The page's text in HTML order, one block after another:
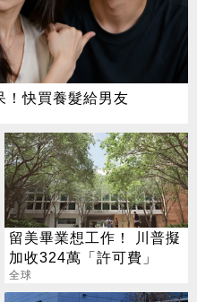
！快買養髮給男友
留美畢業想工作！ 川普擬
加收324萬「許可費」
全球